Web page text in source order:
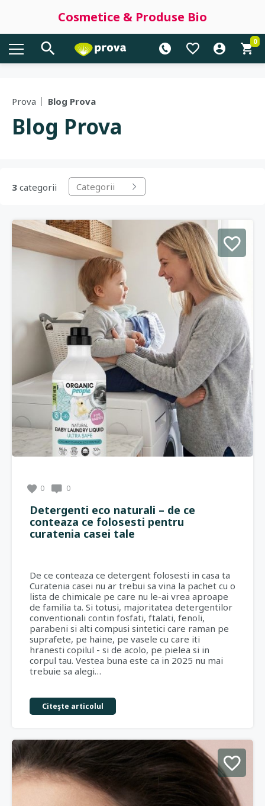
Cosmetice & Produse Bio
0
Prova Blog Prova
Blog Prova
3 categorii Categorii
0 0
Detergenti eco naturali – de ce
conteaza ce folosesti pentru
curatenia casei tale
De ce conteaza ce detergent folosesti in casa ta
Curatenia casei nu ar trebui sa vina la pachet cu o
lista de chimicale pe care nu le-ai vrea aproape
de familia ta. Si totusi, majoritatea detergentilor
conventionali contin fosfati, ftalati, fenoli,
parabeni si alti compusi sintetici care raman pe
suprafete, pe haine, pe vasele cu care iti
hranesti copilul - si de acolo, pe pielea si in
corpul tau. Vestea buna este ca in 2025 nu mai
trebuie sa alegi…
Citeşte articolul